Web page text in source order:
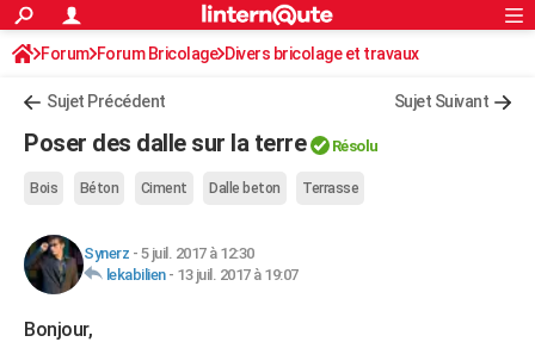
ACTUALITÉS
Politique
Société
Faits Divers
Education
Monde
Villes
+
Essais
Réserver un essai
Citadines
Berlines
SUV
Forum auto
+HIGH-TECH
BRICOLAGE
Rechercher
S'inscrire
Connexion
Forum Forum Bricolage Divers bricolage et travaux
Sujet Précédent Sujet Suivant
Poser des dalle sur la terre Résolu
Bois Béton Ciment Dalle beton Terrasse
Synerz - 5 juil. 2017 à 12:30
lekabilien- 13 juil. 2017 à 19:07
Bonjour,